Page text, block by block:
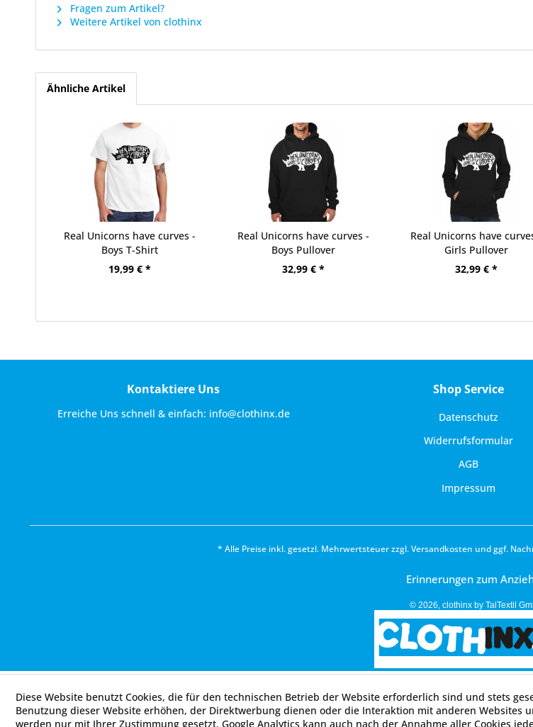
Fragen zum Artikel?
Weitere Artikel von clothinx
Ähnliche Artikel
Real Unicorns have curves -
Boys T-Shirt
19,99 € *
Real Unicorns have curves -
Boys Pullover
32,99 € *
Real Unicorns have
Girls Pullover
32,99 € *
Kontaktiere Uns
Erreiche Uns schnell & einfach: info@clothinx.de
Shop Service
Datenschutz
Widerrufsformular
AGB
Impressum
* Alle Preise inkl. gesetzl. Mehrwertsteuer zzgl.Versandkosten und ggf.
Erinnerungen zum
© 2026, clothinx by TalTextil
Diese Website benutzt Cookies, die für den technischen Betrieb der Website erforderlich sind und stets
Benutzung dieser Website erhöhen, der Direktwerbung dienen oder die Interaktion mit anderen Websites
werden nur mit Ihrer Zustimmung gesetzt. Google Analytics kann auch nach der Annahme aller Cookies